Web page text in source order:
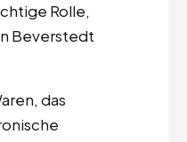
Rolle,
Beverstedt
das